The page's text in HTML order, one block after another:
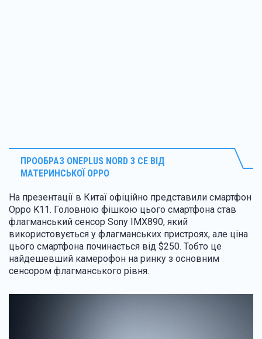
ПРООБРАЗ ONEPLUS NORD 3 CE ВІД
МАТЕРИНСЬКОЇ OPPO
На презентації в Китаї офіційно представили смартфон
Oppo K11. Головною фішкою цього смартфона став
флагманський сенсор Sony IMX890, який
використовується у флагманських пристроях, але ціна
цього смартфона починається від $250. Тобто це
найдешевший камерофон на ринку з основним
сенсором флагманського рівня.